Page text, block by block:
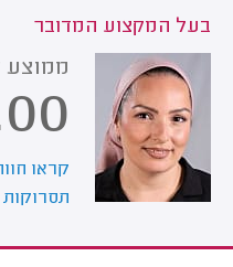
בעל המקצוע המדובר
ממוצע
קראו